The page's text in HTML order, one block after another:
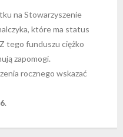
na Stowarzyszenie
które ma status
tego funduszu ciężko
zapomogi.
rocznego wskazać
.